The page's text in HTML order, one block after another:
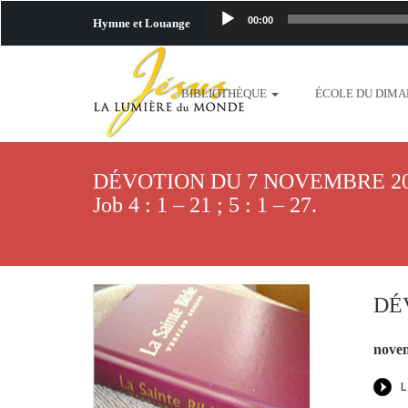
Hymne et Louange 00:00
taime.mp3 http://
content/uploads/2018/06/
http://www.lafoiapostolique.org/wp-
http://www.lafoiapostolique.org/wp-
BIBLIOTHÈQUE ÉCOLE DU
DÉVOTION DU 7 NOVEMBRE
Job 4 : 1 – 21 ; 5 : 1 – 27.